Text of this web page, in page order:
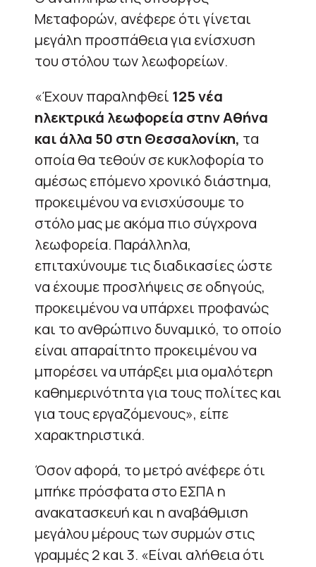
Μεταφορών, ανέφερε ότι γίνεται
μεγάλη προσπάθεια για ενίσχυση
του στόλου των λεωφορείων.
«Έχουν παραληφθεί 125 νέα
ηλεκτρικά λεωφορεία στην Αθήνα
και άλλα 50 στη Θεσσαλονίκη, τα
οποία θα τεθούν σε κυκλοφορία το
αμέσως επόμενο χρονικό διάστημα,
προκειμένου να ενισχύσουμε το
στόλο μας με ακόμα πιο σύγχρονα
λεωφορεία. Παράλληλα,
επιταχύνουμε τις διαδικασίες ώστε
να έχουμε προσλήψεις σε οδηγούς,
προκειμένου να υπάρχει προφανώς
και το ανθρώπινο δυναμικό, το οποίο
είναι απαραίτητο προκειμένου να
μπορέσει να υπάρξει μια ομαλότερη
καθημερινότητα για τους πολίτες και
για τους εργαζόμενους», είπε
χαρακτηριστικά.
Όσον αφορά, το μετρό ανέφερε ότι
μπήκε πρόσφατα στο ΕΣΠΑ η
ανακατασκευή και η αναβάθμιση
μεγάλου μέρους των συρμών στις
γραμμές 2 και 3. «Είναι αλήθεια ότι